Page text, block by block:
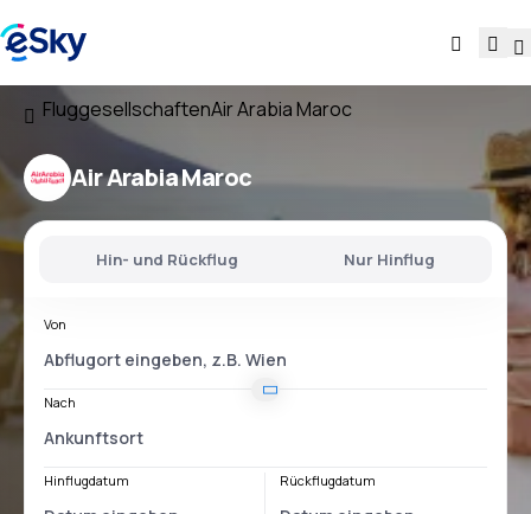
FluggesellschaftenAir Arabia Maroc
Air Arabia Maroc
Hin- und Rückflug Nur Hinflug
Von
Nach
Hinflugdatum Rückflugdatum